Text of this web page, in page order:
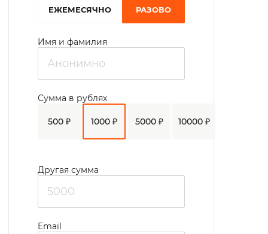
EЖЕМЕСЯЧНО РАЗОВО
Имя и фамилия
500 ₽ 1000 ₽ 5000 ₽ 10000 ₽
Сумма в рублях
Другая сумма
Email